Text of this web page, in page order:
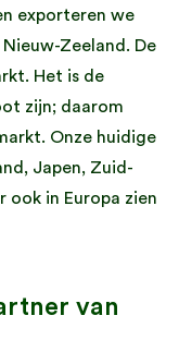
exporteren we
Zeeland. De
Het is de
zijn; daarom
Onze huidige
Japen, Zuid-
ook in Europa zien
van